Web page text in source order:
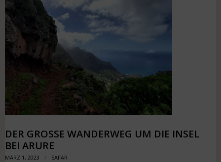
DER GROSSE WANDERWEG UM DIE INSEL B
EI ARURE
MÄRZ 1, 2023
SAFAR